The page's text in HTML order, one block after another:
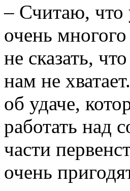
– Считаю, что
очень
не сказать,
нам не
об удаче,
работать над
части
очень